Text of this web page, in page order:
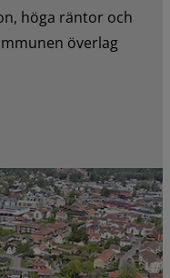
höga räntor och
överlag